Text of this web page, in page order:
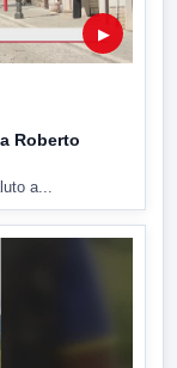
▶
Roberto
a...